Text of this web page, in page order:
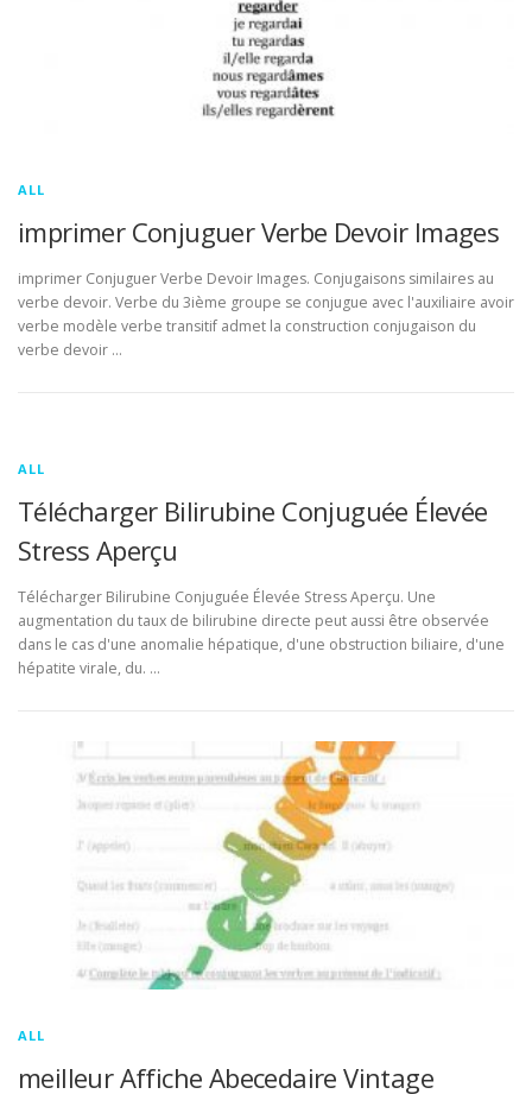
ALL
imprimer Conjuguer Verbe Devoir Images
imprimer Conjuguer Verbe Devoir Images. Conjugaisons similaires au
verbe devoir. Verbe du 3ième groupe se conjugue avec l'auxiliaire avoir
verbe modèle verbe transitif admet la construction conjugaison du
verbe devoir …
ALL
Télécharger Bilirubine Conjuguée Élevée
Stress Aperçu
Télécharger Bilirubine Conjuguée Élevée Stress Aperçu. Une
augmentation du taux de bilirubine directe peut aussi être observée
dans le cas d'une anomalie hépatique, d'une obstruction biliaire, d'une
hépatite virale, du. …
ALL
meilleur Affiche Abecedaire Vintage